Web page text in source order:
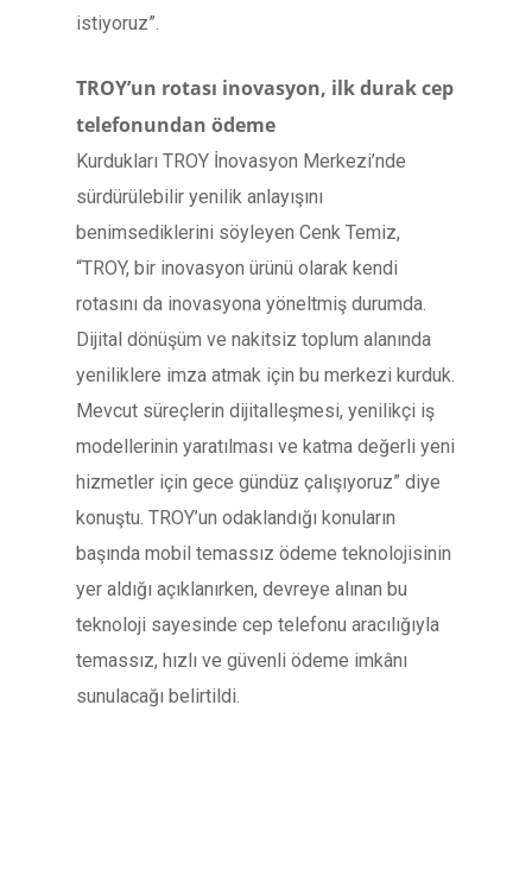
istiyoruz”.
TROY’un rotası inovasyon, ilk durak cep
telefonundan ödeme
Kurdukları TROY İnovasyon Merkezi’nde
sürdürülebilir yenilik anlayışını
benimsediklerini söyleyen Cenk Temiz,
“TROY, bir inovasyon ürünü olarak kendi
rotasını da inovasyona yöneltmiş durumda.
Dijital dönüşüm ve nakitsiz toplum alanında
yeniliklere imza atmak için bu merkezi kurduk.
Mevcut süreçlerin dijitalleşmesi, yenilikçi iş
modellerinin yaratılması ve katma değerli yeni
hizmetler için gece gündüz çalışıyoruz” diye
konuştu. TROY’un odaklandığı konuların
başında mobil temassız ödeme teknolojisinin
yer aldığı açıklanırken, devreye alınan bu
teknoloji sayesinde cep telefonu aracılığıyla
temassız, hızlı ve güvenli ödeme imkânı
sunulacağı belirtildi.